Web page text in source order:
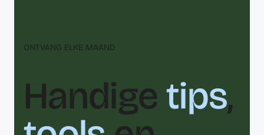
ONTVANG ELKE MAAND
Handigetips,